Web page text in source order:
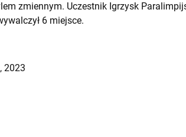
zmiennym. Uczestnik Igrzysk
6 miejsce.
2023